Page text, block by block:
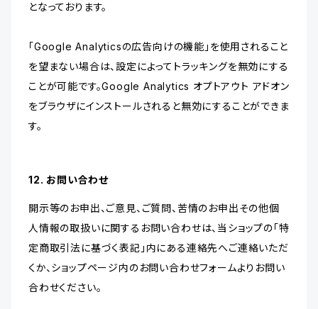
となっております。
「Google Analyticsの広告向けの機能」を使用されること
を望まない場合は、設定によってトラッキングを無効にする
ことが可能です。Google Analytics オプトアウト アドオン
をブラウザにインストールされると無効にすることができま
す。
12. お問い合わせ
開示等のお申出、ご意見、ご質問、苦情のお申出その他個
人情報の取扱いに関するお問い合わせは、当ショップの「特
定商取引法に基づく表記」内にある連絡先へご連絡いただ
くか、ショップページ内のお問い合わせフォームよりお問い
合わせください。